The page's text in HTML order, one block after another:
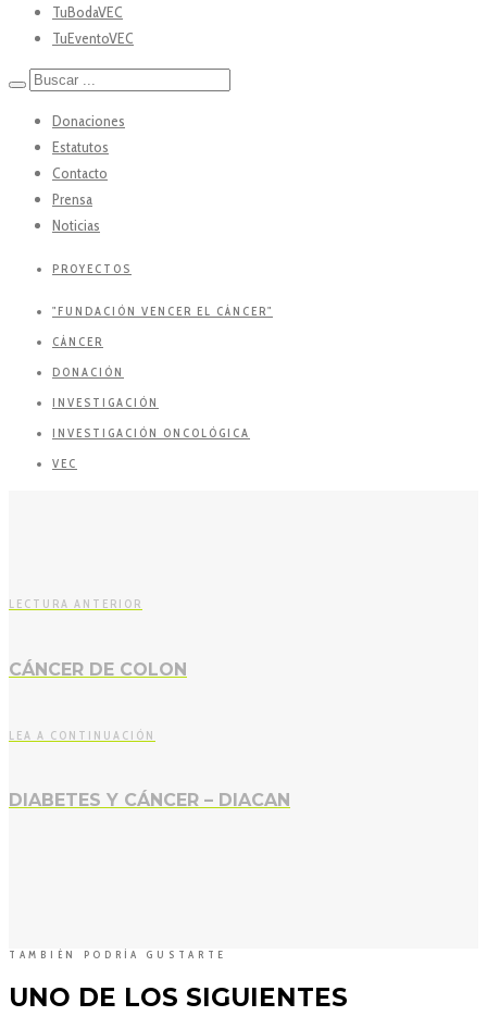
TuBodaVEC
TuEventoVEC
Donaciones
Estatutos
Contacto
Prensa
Noticias
PROYECTOS
"FUNDACIÓN VENCER EL CÁNCER"
CÁNCER
DONACIÓN
INVESTIGACIÓN
INVESTIGACIÓN ONCOLÓGICA
VEC
LECTURA ANTERIOR
CÁNCER DE COLON
LEA A CONTINUACIÓN
DIABETES Y CÁNCER – DIACAN
TAMBIÉN PODRÍA GUSTARTE
UNO DE LOS SIGUIENTES